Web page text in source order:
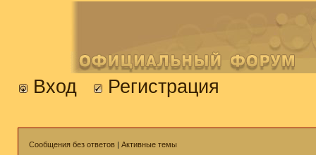
Вход Регистрация
Сообщения без ответов | Активные темы